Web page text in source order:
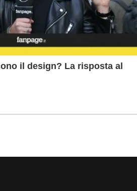
il design? La risposta al